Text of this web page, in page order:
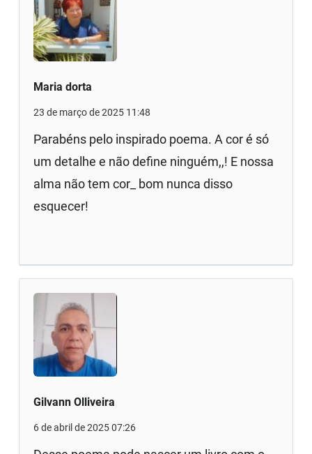
Maria dorta
23 de março de 2025 11:48
Parabéns pelo inspirado poema. A cor é só
um detalhe e não define ninguém,,! E nossa
alma não tem cor_ bom nunca disso
esquecer!
Gilvann Olliveira
6 de abril de 2025 07:26